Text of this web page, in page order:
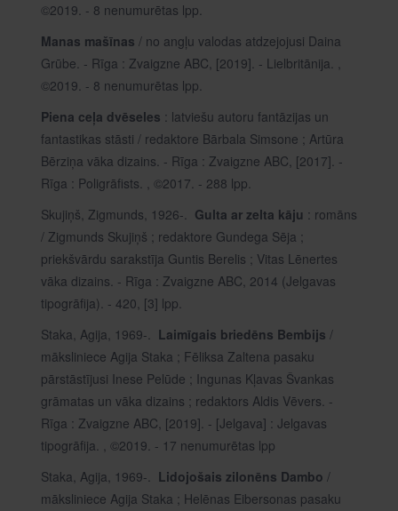
©2019. - 8 nenumurētas lpp.
Manas mašīnas / no angļu valodas atdzejojusi Daina
Grūbe. - Rīga : Zvaigzne ABC, [2019]. - Lielbritānija. ,
©2019. - 8 nenumurētas lpp.
Piena ceļa dvēseles : latviešu autoru fantāzijas un
fantastikas stāsti / redaktore Bārbala Simsone ; Artūra
Bērziņa vāka dizains. - Rīga : Zvaigzne ABC, [2017]. -
Rīga : Poligrāfists. , ©2017. - 288 lpp.
Skujiņš, Zigmunds, 1926-. Gulta ar zelta kāju : romāns
/ Zigmunds Skujiņš ; redaktore Gundega Sēja ;
priekšvārdu sarakstīja Guntis Berelis ; Vitas Lēnertes
vāka dizains. - Rīga : Zvaigzne ABC, 2014 (Jelgavas
tipogrāfija). - 420, [3] lpp.
Staka, Agija, 1969-. Laimīgais briedēns Bembijs /
māksliniece Agija Staka ; Fēliksa Zaltena pasaku
pārstāstījusi Inese Pelūde ; Ingunas Kļavas Švankas
grāmatas un vāka dizains ; redaktors Aldis Vēvers. -
Rīga : Zvaigzne ABC, [2019]. - [Jelgava] : Jelgavas
tipogrāfija. , ©2019. - 17 nenumurētas lpp
Staka, Agija, 1969-. Lidojošais zilonēns Dambo /
māksliniece Agija Staka ; Helēnas Eibersonas pasaku